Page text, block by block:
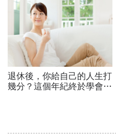
退休後，你給自己的人生打
幾分？這個年紀終於學會：